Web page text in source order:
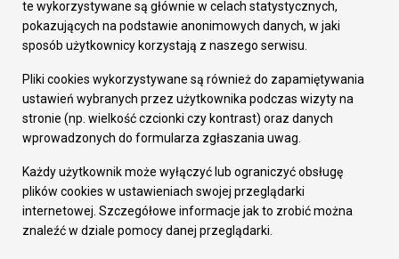
Wydziały
Elektroniczna Skrzynka Podawcza
Gospodarka
Fundusze europejskie
Środki krajowe
Oferty inwestycyjne
Pozostałe
Deklaracja dostępności
Dane osobowe
Dodaj opinię o witrynie
te wykorzystywane są głównie w celach statystycznych,
pokazujących na podstawie anonimowych danych, w jaki
sposób użytkownicy korzystają z naszego serwisu.
Pliki cookies wykorzystywane są również do zapamiętywania
ustawień wybranych przez użytkownika podczas wizyty na
stronie (np. wielkość czcionki czy kontrast) oraz danych
wprowadzonych do formularza zgłaszania uwag.
Każdy użytkownik może wyłączyć lub ograniczyć obsługę
plików cookies w ustawieniach swojej przeglądarki
internetowej. Szczegółowe informacje jak to zrobić można
znaleźć w dziale pomocy danej przeglądarki.